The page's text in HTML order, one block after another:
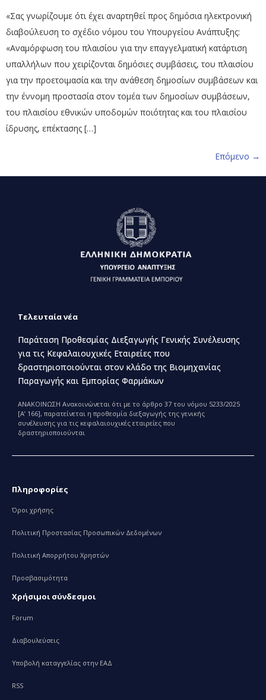
«Σας γνωρίζουμε ότι έχει αναρτηθεί προς δημόσια ηλεκτρονική
διαβούλευση το σχέδιο νόμου του Υπουργείου Ανάπτυξης:
«Αναμόρφωση του πλαισίου για την επαγγελματική κατάρτιση
υπαλλήλων που χειρίζονται δημόσιες συμβάσεις, του πλαισίου
για την προετοιμασία και την ανάθεση δημοσίων συμβάσεων και
την έννομη προστασία στον τομέα των δημοσίων συμβάσεων,
του πλαισίου εθνικών υποδομών ποιότητας και του πλαισίου
ίδρυσης, επέκτασης […]
Επόμενο →
Τελευταία νέα
Παράταση Προθεσμίας Διεξαγωγής Γενικής Συνέλευσης
για τις Κεφαλαιουχικές Εταιρείες που
δραστηριοποιούνται στον κλάδο της Βιομηχανίας
Παραγωγής και Εμπορίας Φαρμάκων
ΑΝΑΚΟΙΝΩΣΗ Ανακοινώνεται ότι με το άρθρο 37 του νόμου 5233/2025
[Α’ 166], παρατείνεται η προθεσμία διεξαγωγής της γενικής
συνέλευσης για τις κεφαλαιουχικές εταιρείες που
δραστηριοποιούνται
Πληροφορίες
Όροι χρήσης
Πολιτική Προστασίας Προσωπικών Δεδομένων
Πολιτική Απορρήτου Χρηστών
Προσβασιμότητα
Χρήσιμοι σύνδεσμοι
Forum
Διαβουλεύσεις
Υποβολή καταγγελίας στην ΕΑΔ
RSS